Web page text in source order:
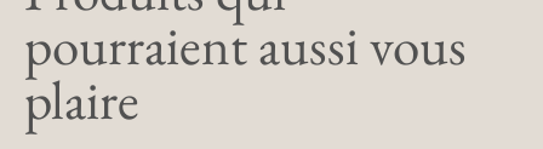
pourraient aussi vous
plaire